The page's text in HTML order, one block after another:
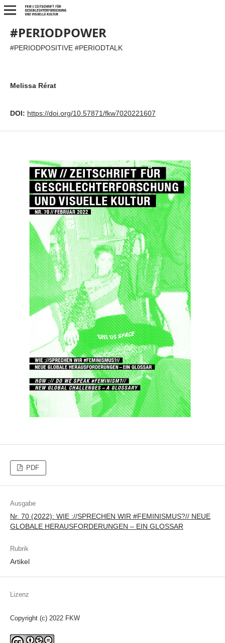
#PERIODPOWER
#PERIODPOSITIVE #PERIODTALK
Melissa Rérat
DOI: https://doi.org/10.57871/fkw7020221607
PDF
Ausgabe
Nr. 70 (2022): WIE ://SPRECHEN WIR #FEMINISMUS?// NEUE
GLOBALE HERAUSFORDERUNGEN – EIN GLOSSAR
Rubrik
Artikel
Lizenz
Copyright (c) 2022 FKW